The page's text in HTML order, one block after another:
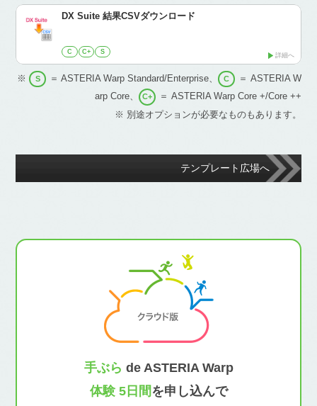
DX Suite 結果CSVダウンロード
C C+ S 詳細へ
※ S ＝ ASTERIA Warp Standard/Enterprise、 C
＝ ASTERIA W
arp Core、
C+
＝ ASTERIA Warp Core +/Core ++
※ 別途オプションが必要なものもあります。
テンプレート広場へ
手ぶら de ASTERIA Warp
体験 5日間を申し込んで